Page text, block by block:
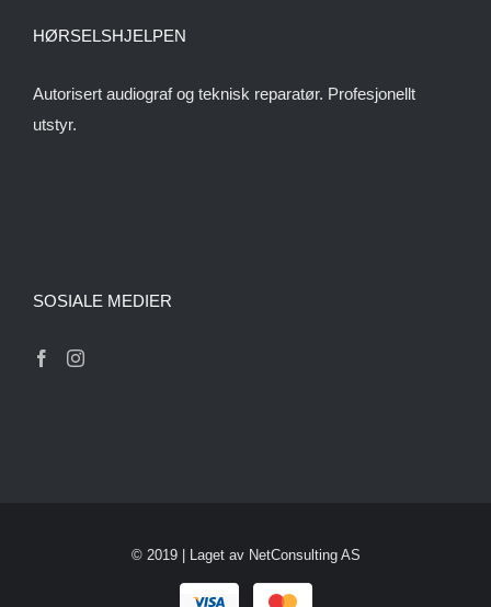
HØRSELSHJELPEN
Autorisert audiograf og teknisk reparatør. Profesjonellt
utstyr.
SOSIALE MEDIER
© 2019 | Laget av NetConsulting AS